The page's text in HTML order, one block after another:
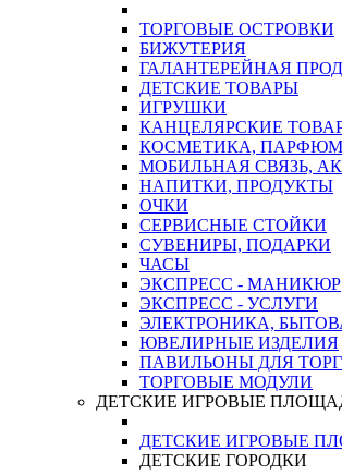
ТОРГОВЫЕ ОСТРОВКИ
БИЖУТЕРИЯ
ГАЛАНТЕРЕЙНАЯ
ДЕТСКИЕ ТОВАРЫ
ИГРУШКИ
КАНЦЕЛЯРСКИЕ
КОСМЕТИКА,
МОБИЛЬНАЯ СВЯЗЬ,
НАПИТКИ, ПРОДУКТЫ
ОЧКИ
СЕРВИСНЫЕ СТОЙКИ
СУВЕНИРЫ, ПОДАРКИ
ЧАСЫ
ЭКСПРЕСС - МАНИКЮР
ЭКСПРЕСС - УСЛУГИ
ЭЛЕКТРОНИКА,
ЮВЕЛИРНЫЕ ИЗДЕЛИЯ
ПАВИЛЬОНЫ ДЛЯ
ТОРГОВЫЕ МОДУЛИ
ДЕТСКИЕ ИГРОВЫЕ
ДЕТСКИЕ ИГРОВЫЕ
ДЕТСКИЕ ГОРОДКИ